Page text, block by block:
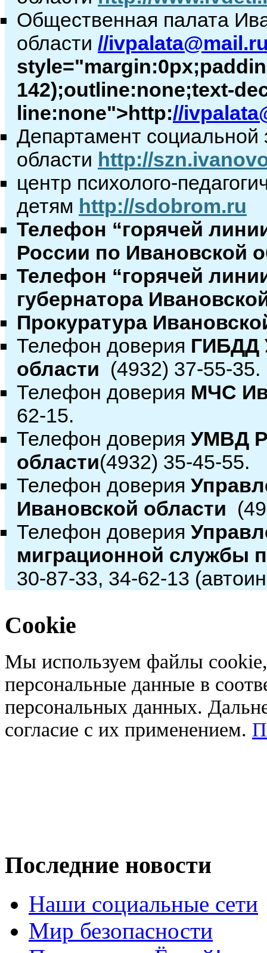
Общественная палата
области //
142);outline:none;text-
line:none">http://
Департамент
области http://
центр психолого-
детям http://sdobrom.ru
Телефон “горячей
России по Ивановской
Телефон “горячей
губернатора
Прокуратура
Телефон доверия ГИБДД
области (4932) 37-55-35.
Телефон доверия МЧС
62-15.
Телефон доверия УМВД
области(4932) 35-45-55.
Телефон доверия
Ивановской области
Телефон доверия
миграционной службы
30-87-33, 34-62-13
Cookie
Мы используем файлы
персональные данные в
персональных данных.
согласие с их применением.
Последние новости
Наши социальные сети
Мир безопасности